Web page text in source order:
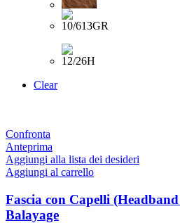
Clear
Confronta
Anteprima
Aggiungi alla lista dei desideri
Aggiungi al carrello
Fascia con Capelli
Balayage